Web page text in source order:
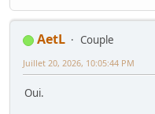
AetL
Couple
Juillet 20, 2026, 10:05:44 PM
Oui.